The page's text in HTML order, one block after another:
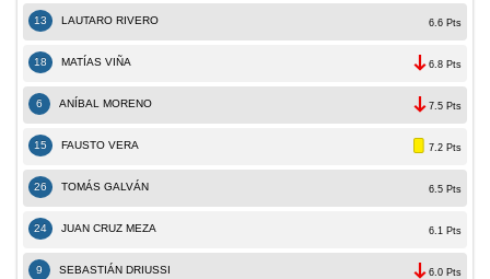
13 LAUTARO RIVERO 6.6 Pts
18 MATÍAS VIÑA 6.8 Pts
6 ANÍBAL MORENO 7.5 Pts
15 FAUSTO VERA 7.2 Pts
26 TOMÁS GALVÁN 6.5 Pts
24 JUAN CRUZ MEZA 6.1 Pts
9 SEBASTIÁN DRIUSSI 6.0 Pts